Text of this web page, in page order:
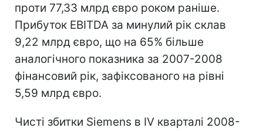
проти 77,33 млрд євро роком раніше.
Прибуток EBITDA за минулий рік склав
9,22 млрд євро, що на 65% більше
аналогічного показника за 2007-2008
фінансовий рік, зафіксованого на рівні
5,59 млрд євро.
Чисті збитки Siemens в IV кварталі 2008-